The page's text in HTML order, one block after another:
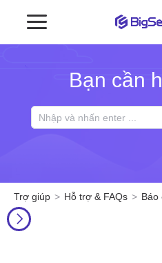
Bạn cần
Trợ giúp Hỗ trợ & FAQs Báo